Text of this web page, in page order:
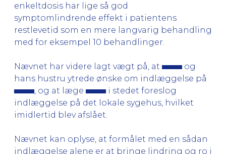
enkeltdosis har lige så god
symptomlindrende effekt i patientens
restlevetid som en mere langvarig behandling
med for eksempel 10 behandlinger.
Nævnet har videre lagt vægt på, at
og
hans hustru ytrede ønske om indlæggelse på
, og at læge
i stedet foreslog
indlæggelse på det lokale sygehus, hvilket
imidlertid blev afslået.
Nævnet kan oplyse, at formålet med en sådan
indlæggelse alene er at bringe lindring og ro i